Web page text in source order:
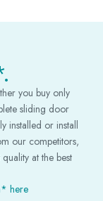
you buy only
sliding door
installed or install
our competitors,
at the best
here